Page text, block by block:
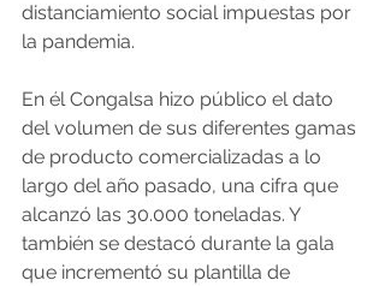
distanciamiento social impuestas por
la pandemia.
En él Congalsa hizo público el dato
del volumen de sus diferentes gamas
de producto comercializadas a lo
largo del año pasado, una cifra que
alcanzó las 30.000 toneladas. Y
también se destacó durante la gala
que incrementó su plantilla de